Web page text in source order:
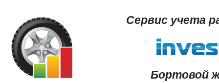
Сервис учета
Бортовой